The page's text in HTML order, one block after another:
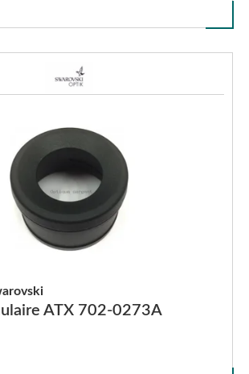
ATX 702-0273A